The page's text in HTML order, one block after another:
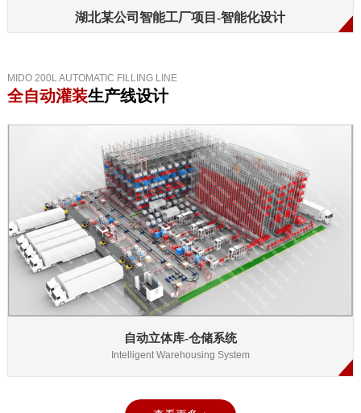
湖北某公司智能工厂项目-智能化设计
MIDO 200L AUTOMATIC FILLING LINE
全自动灌装生产线设计
自动立体库-仓储系统
Intelligent Warehousing System